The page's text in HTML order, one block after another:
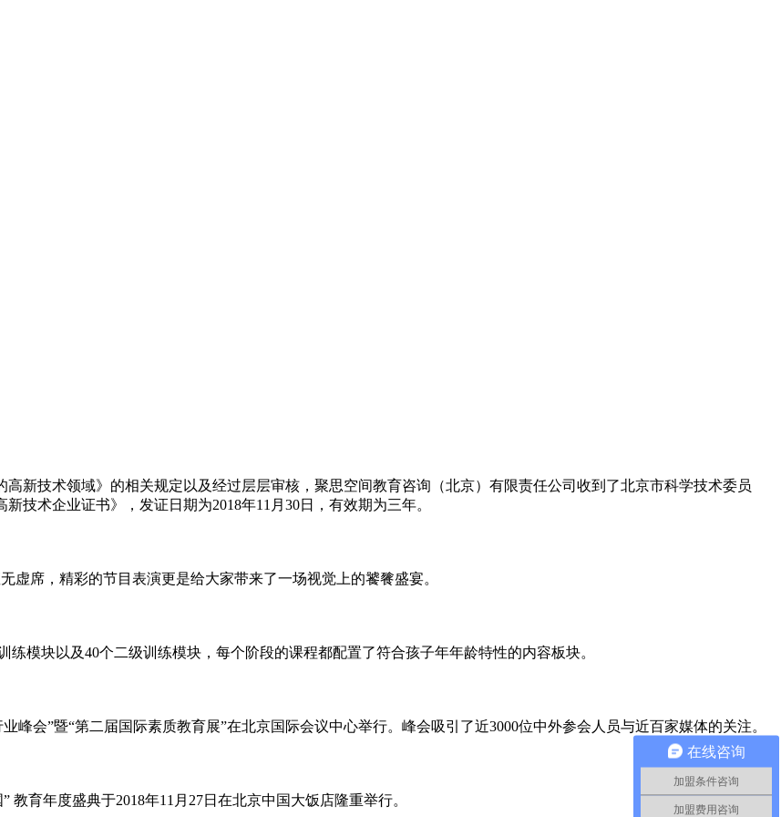
新技术领域》的相关规定以及经过层层审核，聚思空间教育咨询（北京）有限责任公司收到了北京市科学技术委员
技术企业证书》，发证日期为2018年11月30日，有效期为三年。
虚席，精彩的节目表演更是给大家带来了一场视觉上的饕餮盛宴。
模块以及40个二级训练模块，每个阶段的课程都配置了符合孩子年年龄特性的内容板块。
峰会”暨“第二届国际素质教育展”在北京国际会议中心举行。峰会吸引了近3000位中外参会人员与近百家媒体的关注。
育年度盛典于2018年11月27日在北京中国大饭店隆重举行。
在线咨询
加盟条件咨询
加盟费用咨询